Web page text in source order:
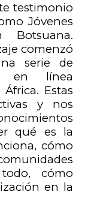
testimonio
Jóvenes
comenzó
serie de
en línea
Estas
y nos
qué es la
cómo
cómo
en la